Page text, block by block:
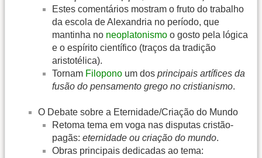
Estes comentários mostram o fruto do trabalho
da escola de Alexandria no período, que
mantinha no neoplatonismo o gosto pela lógica
e o espírito científico (traços da tradição
aristotélica).
Tornam Filopono um dos principais artífices da
fusão do pensamento grego no cristianismo.
O Debate sobre a Eternidade/Criação do Mundo
Retoma tema em voga nas disputas cristão-
pagãs: eternidade ou criação do mundo.
Obras principais dedicadas ao tema: